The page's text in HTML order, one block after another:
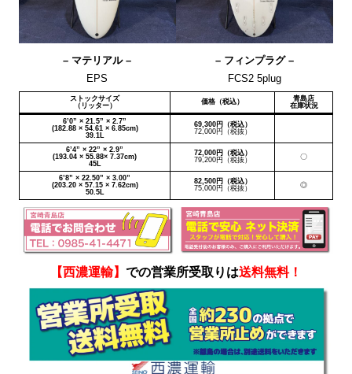
– マテリアル –
EPS
– フィンプラグ –
FCS2 5plug
ストックサイズ
（リッター）
価格（税込）
青島店
在庫状況
6’0” × 21.5” × 2.7”
(182.88 × 54.61 × 6.85cm)
39.1L
69,300円（税込）
72,000円（税抜）
6’4” × 22” × 2.9”
(193.04 × 55.88× 7.37cm)
45L
72,000円（税込）
79,200円（税抜）
〇
6’8” × 22.50” × 3.00”
(203.20 × 57.15 × 7.62cm)
50.5L
82,500円（税込）
75,000円（税抜）
◎
【西濃運輸】 での営業所受取りは送料無料！